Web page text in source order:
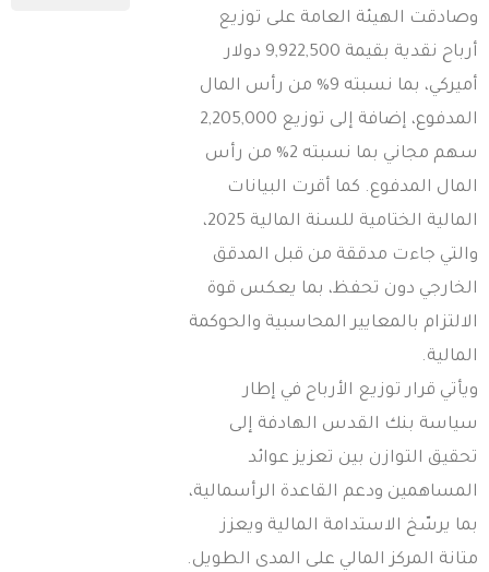
الهيئة العامة على توزيع
أرباح نقدية بقيمة 9,922,500 دولار
أميركي، بما نسبته 9% من رأس المال
المدفوع، إضافة إلى توزيع 2,205,000
سهم مجاني بما نسبته 2% من رأس
المدفوع. كما أقرت البيانات
المالية الختامية للسنة المالية 2025،
جاءت مدققة من قبل المدقق
دون تحفظ، بما يعكس قوة
بالمعايير المحاسبية والحوكمة
قرار توزيع الأرباح في إطار
بنك القدس الهادفة إلى
التوازن بين تعزيز عوائد
ودعم القاعدة الرأسمالية،
يرسّخ الاستدامة المالية ويعزز
المركز المالي على المدى الطويل.